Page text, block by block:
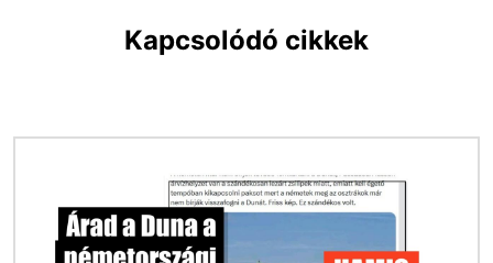
Kapcsolódó cikkek